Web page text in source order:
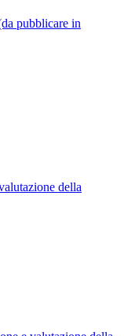
pubblicare in
della